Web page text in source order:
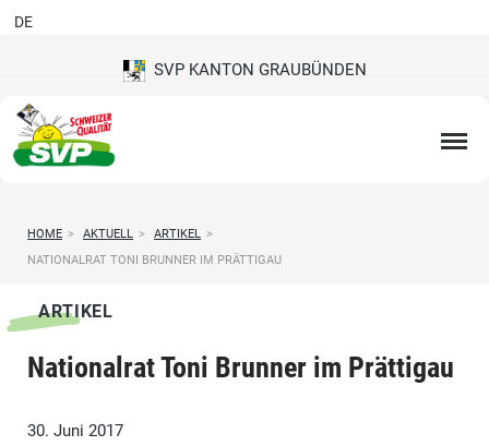
SVP KANTON GRAUBÜNDEN
DE
HOME > AKTUELL > ARTIKEL >
NATIONALRAT TONI BRUNNER IM PRÄTTIGAU
ARTIKEL
Nationalrat Toni Brunner im Prättigau
30. Juni 2017